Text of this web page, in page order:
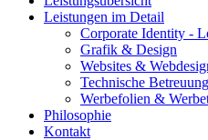
Leistungen im Detail
Corporate Identity -
Grafik & Design
Websites &
Technische
Werbefolien &
Philosophie
Kontakt